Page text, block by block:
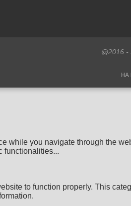
@2016
НА
while you navigate through the
functionalities...
to function properly. This